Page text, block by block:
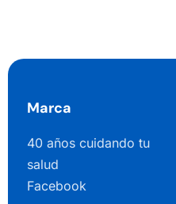
Marca
40 años cuidando tu
salud
Facebook